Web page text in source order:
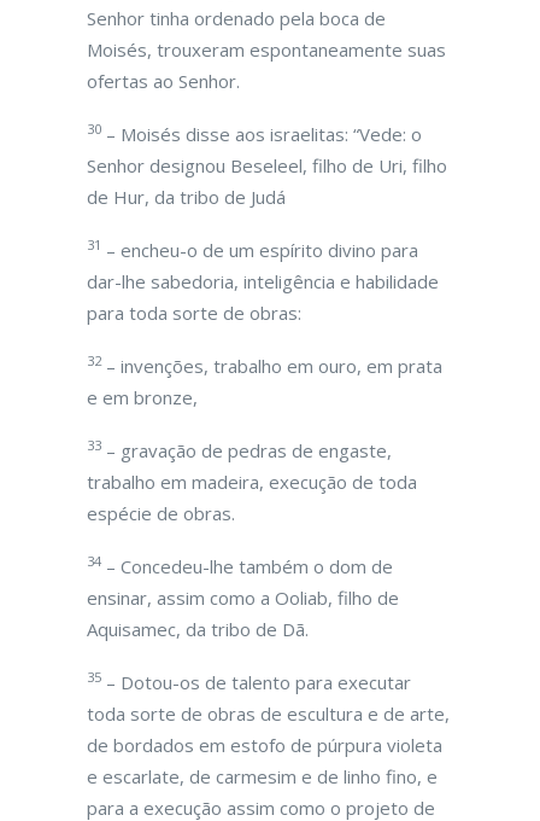
Senhor tinha ordenado pela boca de
Moisés, trouxeram espontaneamente suas
ofertas ao Senhor.
30 – Moisés disse aos israelitas: “Vede: o
Senhor designou Beseleel, filho de Uri, filho
de Hur, da tribo de Judá
31 – encheu-o de um espírito divino para
dar-lhe sabedoria, inteligência e habilidade
para toda sorte de obras:
32– invenções, trabalho em ouro, em prata
e em bronze,
33 – gravação de pedras de engaste,
trabalho em madeira, execução de toda
espécie de obras.
34 – Concedeu-lhe também o dom de
ensinar, assim como a Ooliab, filho de
Aquisamec, da tribo de Dã.
35 – Dotou-os de talento para executar
toda sorte de obras de escultura e de arte,
de bordados em estofo de púrpura violeta
e escarlate, de carmesim e de linho fino, e
para a execução assim como o projeto de